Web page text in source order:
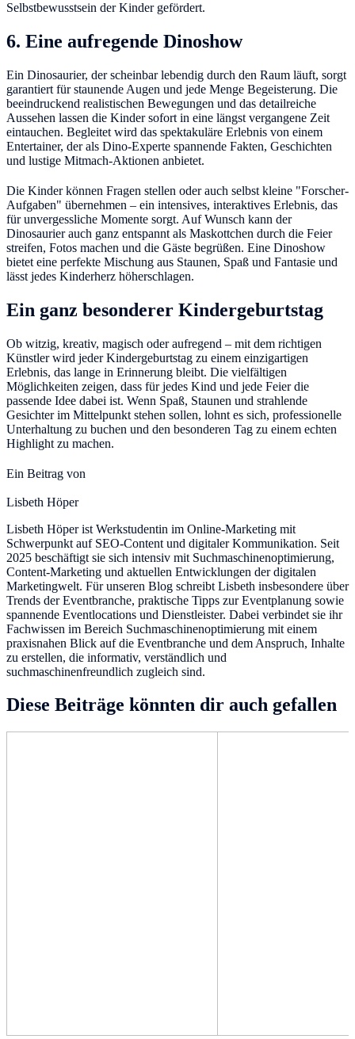
Selbstbewusstsein der Kinder gefördert.
6. Eine aufregende Dinoshow
Ein Dinosaurier, der scheinbar lebendig durch den Raum läuft, sorgt
garantiert für staunende Augen und jede Menge Begeisterung. Die
beeindruckend realistischen Bewegungen und das detailreiche
Aussehen lassen die Kinder sofort in eine längst vergangene Zeit
eintauchen. Begleitet wird das spektakuläre Erlebnis von einem
Entertainer, der als Dino-Experte spannende Fakten, Geschichten
und lustige Mitmach-Aktionen anbietet.
Die Kinder können Fragen stellen oder auch selbst kleine "Forscher-
Aufgaben" übernehmen – ein intensives, interaktives Erlebnis, das
für unvergessliche Momente sorgt. Auf Wunsch kann der
Dinosaurier auch ganz entspannt als Maskottchen durch die Feier
streifen, Fotos machen und die Gäste begrüßen. Eine Dinoshow
bietet eine perfekte Mischung aus Staunen, Spaß und Fantasie und
lässt jedes Kinderherz höherschlagen.
Ein ganz besonderer Kindergeburtstag
Ob witzig, kreativ, magisch oder aufregend – mit dem richtigen
Künstler wird jeder Kindergeburtstag zu einem einzigartigen
Erlebnis, das lange in Erinnerung bleibt. Die vielfältigen
Möglichkeiten zeigen, dass für jedes Kind und jede Feier die
passende Idee dabei ist. Wenn Spaß, Staunen und strahlende
Gesichter im Mittelpunkt stehen sollen, lohnt es sich, professionelle
Unterhaltung zu buchen und den besonderen Tag zu einem echten
Highlight zu machen.
Ein Beitrag von
Lisbeth Höper
Lisbeth Höper ist Werkstudentin im Online-Marketing mit
Schwerpunkt auf SEO-Content und digitaler Kommunikation. Seit
2025 beschäftigt sie sich intensiv mit Suchmaschinenoptimierung,
Content-Marketing und aktuellen Entwicklungen der digitalen
Marketingwelt. Für unseren Blog schreibt Lisbeth insbesondere über
Trends der Eventbranche, praktische Tipps zur Eventplanung sowie
spannende Eventlocations und Dienstleister. Dabei verbindet sie ihr
Fachwissen im Bereich Suchmaschinenoptimierung mit einem
praxisnahen Blick auf die Eventbranche und dem Anspruch, Inhalte
zu erstellen, die informativ, verständlich und
suchmaschinenfreundlich zugleich sind.
Diese Beiträge könnten dir auch gefallen